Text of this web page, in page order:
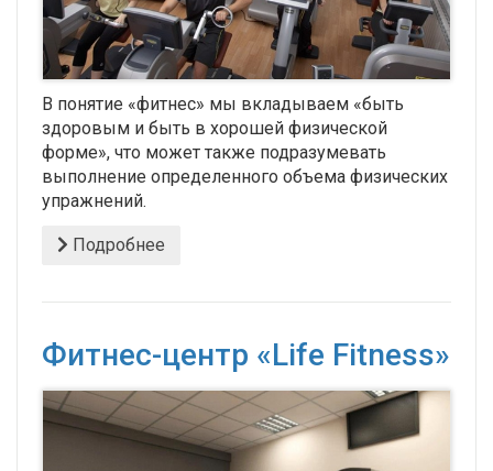
В понятие «фитнес» мы вкладываем «быть
здоровым и быть в хорошей физической
форме», что может также подразумевать
выполнение определенного объема физических
упражнений.
Подробнее
Фитнес-центр «Life Fitness»